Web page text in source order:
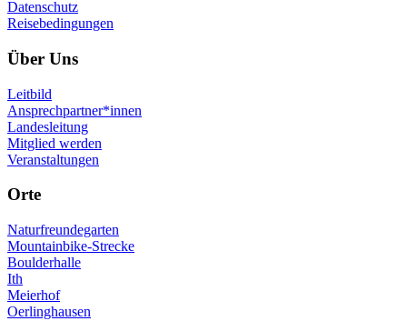
Datenschutz
Reisebedingungen
Über Uns
Leitbild
Ansprechpartner*innen
Landesleitung
Mitglied werden
Veranstaltungen
Orte
Naturfreundegarten
Mountainbike-Strecke
Boulderhalle
Ith
Meierhof
Oerlinghausen